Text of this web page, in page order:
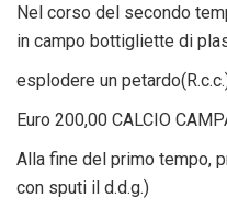
Nel corso del secondo
in campo bottigliette di
esplodere un
Euro 200,00 CALCIO
Alla fine del primo tempo,
con sputi il d.d.g.)